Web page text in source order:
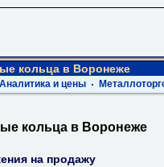
кольца в Воронеже
Аналитика и цены
кольца в Воронеже
на продажу